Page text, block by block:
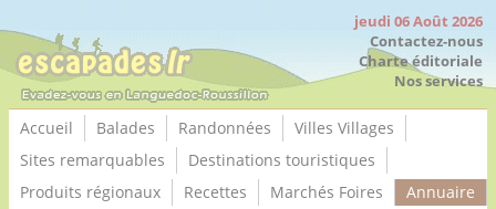
jeudi 06 Août 2026
Contactez-nous
Charte éditoriale
Nos services
Accueil Balades Randonnées
Villes Villages
Sites remarquables
Destinations touristiques
Produits régionaux
Recettes Marchés Foires
Annuaire